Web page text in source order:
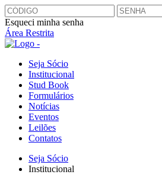
Esqueci minha senha
Área Restrita
Seja Sócio
Institucional
Stud Book
Formulários
Notícias
Eventos
Leilões
Contatos
Seja Sócio
Institucional